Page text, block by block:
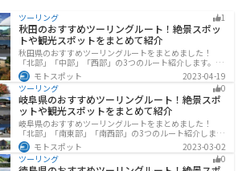
ツーリング 1
秋田のおすすめツーリングルート！絶景スポッ
トや観光スポットをまとめて紹介
秋田県のおすすめツーリングルートをまとめました！
「北部」「中部」「西部」の3つのルート紹介します。自
然豊かな山々や湖、温泉地が点在し、四季折々の景色を
楽しめるスポットが多数あります。バイクで秋田県にツ
ーリングに行く際は参考にしてください。
モトスポット
2023-04-19
ツーリング
0
岐阜県のおすすめツーリングルート！絶景スポ
ットや観光スポットをまとめて紹介
岐阜県のおすすめツーリングルートをまとめました！
「北部」「南東部」「南西部」の3つのルート紹介しま
す。自然豊かな山が充実しており、山を生かした施設や
グルメ、絶景スポットなど、自然を満喫するツーリング
ができます。バイクで岐阜県にツーリングに行く際は参
モトスポット
2023-03-02
ツーリング
0